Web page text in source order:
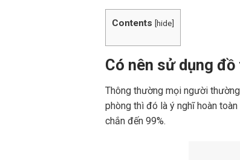
Contents [hide]
Có nên sử dụng
Thông thường mọi người
phòng thì đó là ý nghĩ hoàn
chắn đến 99%.